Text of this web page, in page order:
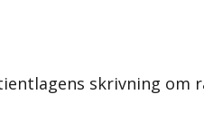
skrivning